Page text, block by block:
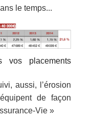
le temps...
placements
aussi, l’érosion
de façon
Vie »